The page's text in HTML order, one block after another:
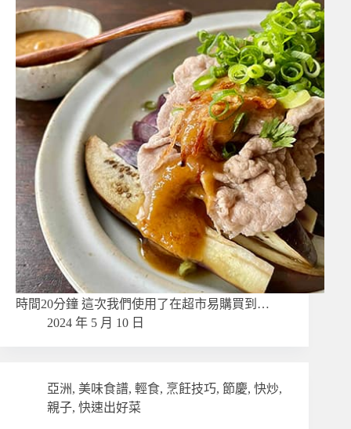
時間20分鐘 這次我們使用了在超市易購買到…
2024 年 5 月 10 日
亞洲, 美味食譜, 輕食, 烹飪技巧, 節慶, 快炒,
親子, 快速出好菜